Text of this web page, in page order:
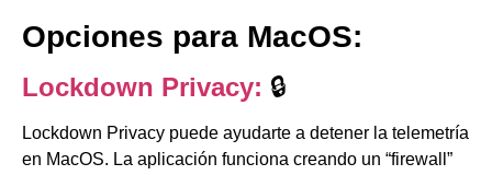
Opciones para MacOS:
Lockdown Privacy: 🔒
Lockdown Privacy puede ayudarte a detener la telemetría
en MacOS. La aplicación funciona creando un “firewall”